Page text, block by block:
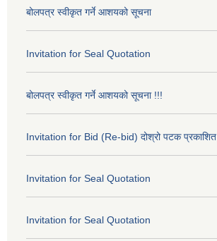
बोलपत्र स्वीकृत गर्ने आशयको सूचना
Invitation for Seal Quotation
बोलपत्र स्वीकृत गर्ने आशयको सूचना !!!
Invitation for Bid (Re-bid) दोश्रो पटक प्रकाशित
Invitation for Seal Quotation
Invitation for Seal Quotation